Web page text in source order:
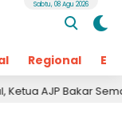
Regional
Sabtu, 08 Agu 2026
AJP Bakar